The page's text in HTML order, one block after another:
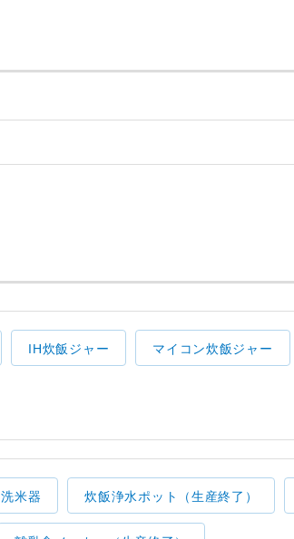
IH炊飯ジャー マイコン炊飯ジャー
洗米器 炊飯浄水ポット（生産終了）